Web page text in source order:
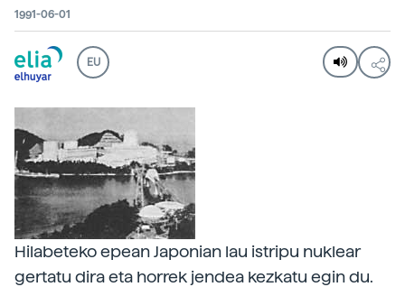
1991-06-01
EU
Hilabeteko epean Japonian lau istripu nuklear
gertatu dira eta horrek jendea kezkatu egin du.